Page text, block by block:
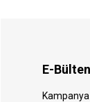
E-Bülten